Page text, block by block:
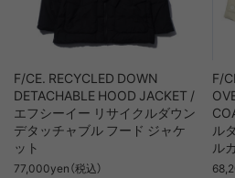
F/CE. RECYCLED DOWN
DETACHABLE HOOD JACKET /
エフシーイー リサイクルダウン
デタッチャブル フード ジャケ
ット
77,000yen（税込）
F/
ル
ル